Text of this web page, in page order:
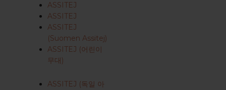
ASSITEJ
ASSITEJ
ASSITEJ
(Suomen Assitej)
ASSITEJ (어린이
무대)
ASSITEJ (독일 아